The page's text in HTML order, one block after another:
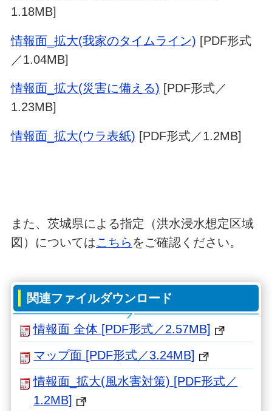
1.18MB]
情報面_拡大(我家のタイムライン) [PDF形式
／1.04MB]
情報面_拡大(災害に備える) [PDF形式／
1.23MB]
情報面_拡大(ウラ表紙) [PDF形式／1.2MB]
また、茨城県による指定（洪水浸水想定区域
図）についてはこちら をご確認ください。
関連ファイルダウンロード
情報面 全体 [PDF形式／2.57MB]
マップ面 [PDF形式／3.24MB]
情報面_拡大(風水害対策) [PDF形式／
1.2MB]